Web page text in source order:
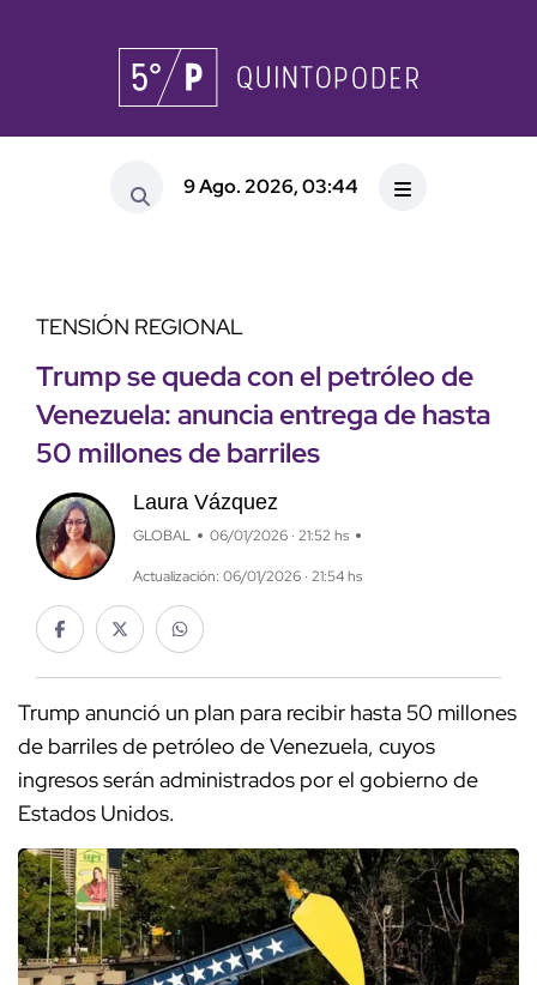
9 Ago. 2026, 03:44
TENSIÓN REGIONAL
Trump se queda con el petróleo de
Venezuela: anuncia entrega de hasta
50 millones de barriles
Laura Vázquez
GLOBAL 06/01/2026 · 21:52 hs
Actualización: 06/01/2026 · 21:54 hs
Trump anunció un plan para recibir hasta 50 millones
de barriles de petróleo de Venezuela, cuyos
ingresos serán administrados por el gobierno de
Estados Unidos.